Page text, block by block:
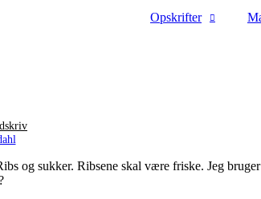
Opskrifter
og sukker. Ribsene skal være friske. Jeg